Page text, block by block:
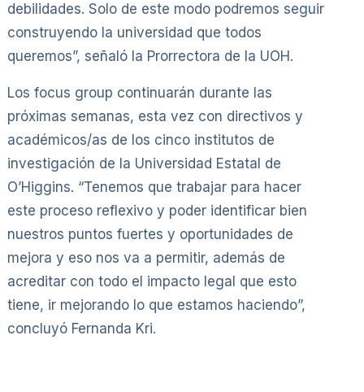
debilidades. Solo de este modo podremos seguir
construyendo la universidad que todos
queremos”, señaló la Prorrectora de la UOH.
Los focus group continuarán durante las
próximas semanas, esta vez con directivos y
académicos/as de los cinco institutos de
investigación de la Universidad Estatal de
O’Higgins. “Tenemos que trabajar para hacer
este proceso reflexivo y poder identificar bien
nuestros puntos fuertes y oportunidades de
mejora y eso nos va a permitir, además de
acreditar con todo el impacto legal que esto
tiene, ir mejorando lo que estamos haciendo”,
concluyó Fernanda Kri.